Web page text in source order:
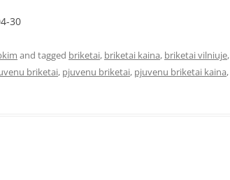
30
and tagged briketai, briketai kaina, briketai vilniuje,
briketai, pjuvenu briketai, pjuvenu briketai kaina,